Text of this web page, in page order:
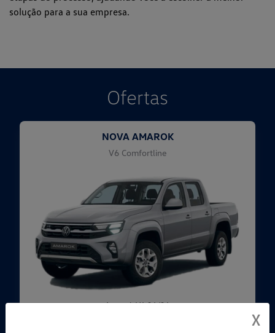
solução para a sua empresa.
Ofertas
NOVA AMAROK
V6 Comfortline
Amarok V6 26/26
X